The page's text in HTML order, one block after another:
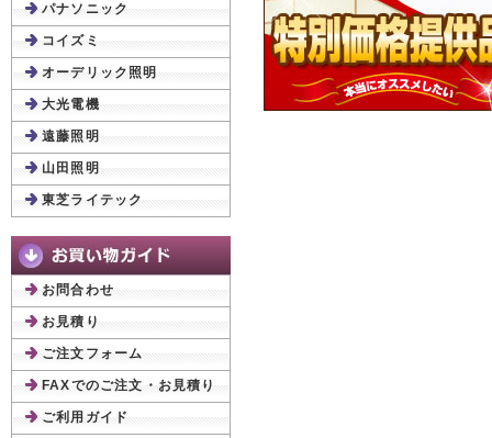
パナソニック
コイズミ
オーデリック照明
大光電機
遠藤照明
山田照明
東芝ライテック
お問合わせ
お見積り
ご注文フォーム
FAXでのご注文・お見積り
ご利用ガイド